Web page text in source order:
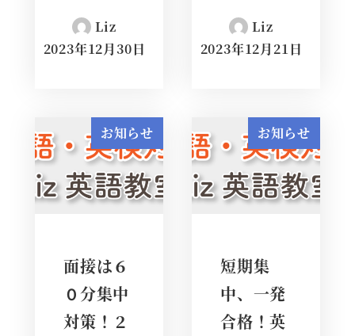
Liz
2023年12月30日
Liz
2023年12月21日
お知らせ
面接は６
０分集中
対策！２
お知らせ
短期集
中、一発
合格！英